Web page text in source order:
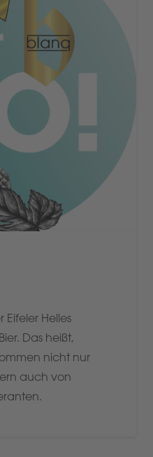
Eifeler Helles
Das heißt,
nicht nur
auch von